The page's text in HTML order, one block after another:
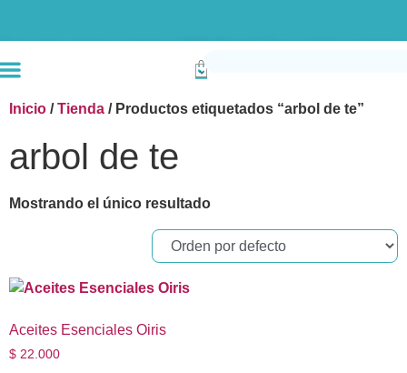
Inicio /Tienda / Productos etiquetados “arbol de te”
arbol de te
Mostrando el único resultado
Aceites Esenciales Oiris
$ 22.000